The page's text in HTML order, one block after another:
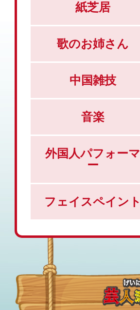
紙芝居
歌のお姉さん
中国雑技
音楽
外国人パフォーマ
ー
フェイスペイント